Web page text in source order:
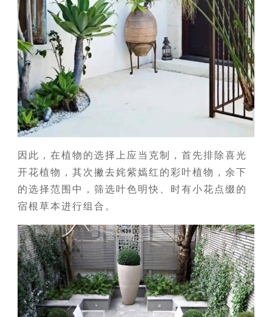
因此，在植物的选择上应当克制，首先排除喜光
开花植物，其次撇去姹紫嫣红的彩叶植物，余下
的选择范围中，筛选叶色明快、时有小花点缀的
宿根草本进行组合。